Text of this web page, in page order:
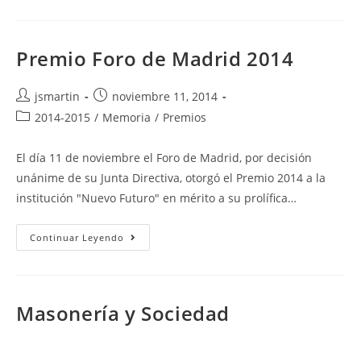
Historia
Premio Foro de Madrid 2014
Autor
de
jsmartin
Publicación
de
noviembre 11, 2014
Categoría
la
entrada:
2014-2015 / Memoria / Premios
El día 11 de noviembre el Foro de Madrid, por decisión
unánime de su Junta Directiva, otorgó el Premio 2014 a la
institución "Nuevo Futuro" en mérito a su prolífica…
Continuar Leyendo Premio
Foro
Masonería y Sociedad